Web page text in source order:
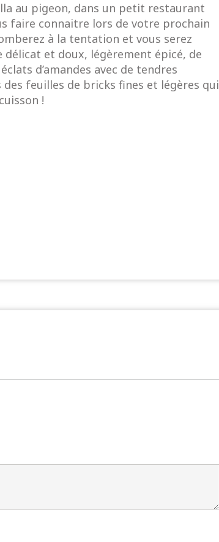
au pigeon, dans un petit restaurant
faire connaitre lors de votre prochain
à la tentation et vous serez
délicat et doux, légèrement épicé, de
d’amandes avec de tendres
feuilles de bricks fines et légères qui
!